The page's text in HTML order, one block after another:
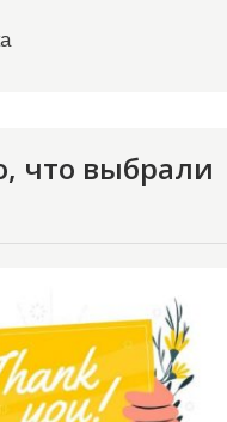
что выбрали